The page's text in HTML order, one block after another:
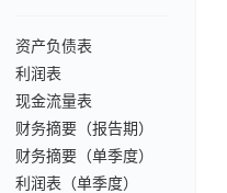
资产负债表
利润表
现金流量表
财务摘要（报告期）
财务摘要（单季度）
利润表（单季度）